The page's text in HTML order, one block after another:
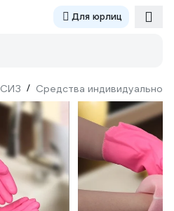
Для юрлиц
/ Средства индивидуальной